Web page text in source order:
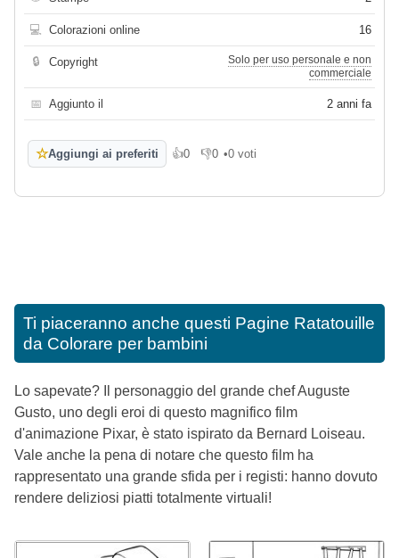
💻 Colorazioni online 16
🔒 Copyright
Solo per uso personale e non
commerciale
📅 Aggiunto il 2 anni fa
☆Aggiungi ai preferiti 👍0
Mi piace
👎0
Non mi piace
•0 voti
Ti piaceranno anche questi Pagine Ratatouille
da Colorare per bambini
Lo sapevate? Il personaggio del grande chef Auguste
Gusto, uno degli eroi di questo magnifico film
d'animazione Pixar, è stato ispirato da Bernard Loiseau.
Vale anche la pena di notare che questo film ha
rappresentato una grande sfida per i registi: hanno dovuto
rendere deliziosi piatti totalmente virtuali!